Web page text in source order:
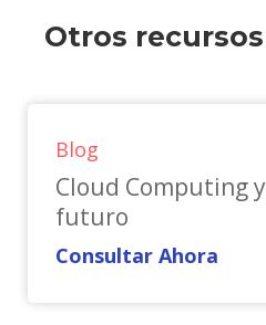
Otros recursos
Blog
Cloud Computing
futuro
Consultar Ahora